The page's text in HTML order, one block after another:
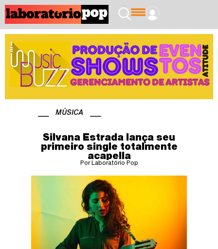
MÚSICA
Silvana Estrada lança seu
primeiro single totalmente
acapella
Por Laboratório Pop